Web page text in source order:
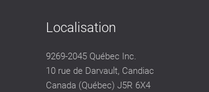
Localisation
9269-2045 Québec Inc.
10 rue de Darvault, Candiac
Canada (Québec) J5R 6X4